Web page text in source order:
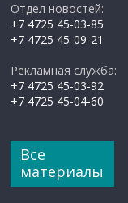
Отдел новостей:
+7 4725 45-03-85
+7 4725 45-09-21
Рекламная служба:
+7 4725 45-03-92
+7 4725 45-04-60
Все
материалы